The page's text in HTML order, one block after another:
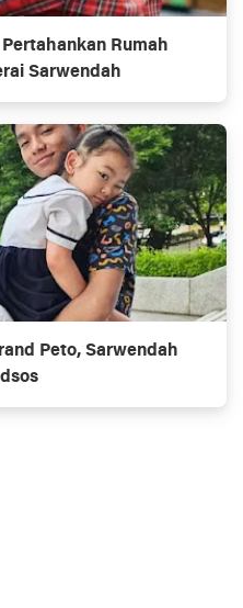
Rumah
Sarwendah
Peto, Sarwendah